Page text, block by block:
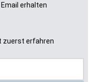
erhalten
zuerst erfahren